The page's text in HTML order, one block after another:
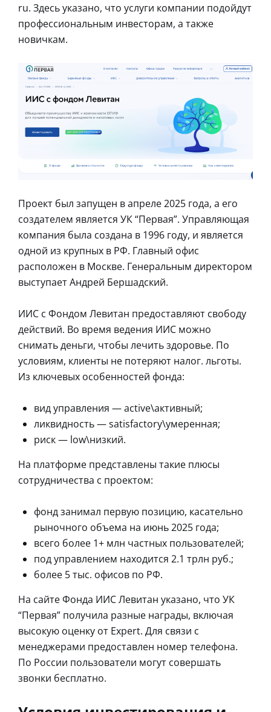
ru. Здесь указано, что услуги компании подойдут
профессиональным инвесторам, а также
новичкам.
Проект был запущен в апреле 2025 года, а его
создателем является УК “Первая”. Управляющая
компания была создана в 1996 году, и является
одной из крупных в РФ. Главный офис
расположен в Москве. Генеральным директором
выступает Андрей Бершадский.
ИИС с Фондом Левитан предоставляют свободу
действий. Во время ведения ИИС можно
снимать деньги, чтобы лечить здоровье. По
условиям, клиенты не потеряют налог. льготы.
Из ключевых особенностей фонда:
вид управления — active\активный;
ликвидность — satisfactory\умеренная;
риск — low\низкий.
На платформе представлены такие плюсы
сотрудничества с проектом:
фонд занимал первую позицию, касательно
рыночного объема на июнь 2025 года;
всего более 1+ млн частных пользователей;
под управлением находится 2.1 трлн руб.;
более 5 тыс. офисов по РФ.
На сайте Фонда ИИС Левитан указано, что УК
“Первая” получила разные награды, включая
высокую оценку от Expert. Для связи с
менеджерами предоставлен номер телефона.
По России пользователи могут совершать
звонки бесплатно.